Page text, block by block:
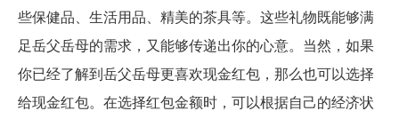
些保健品、生活用品、精美的茶具等。这些礼物既能够满
足岳父岳母的需求，又能够传递出你的心意。当然，如果
你已经了解到岳父岳母更喜欢现金红包，那么也可以选择
给现金红包。在选择红包金额时，可以根据自己的经济状